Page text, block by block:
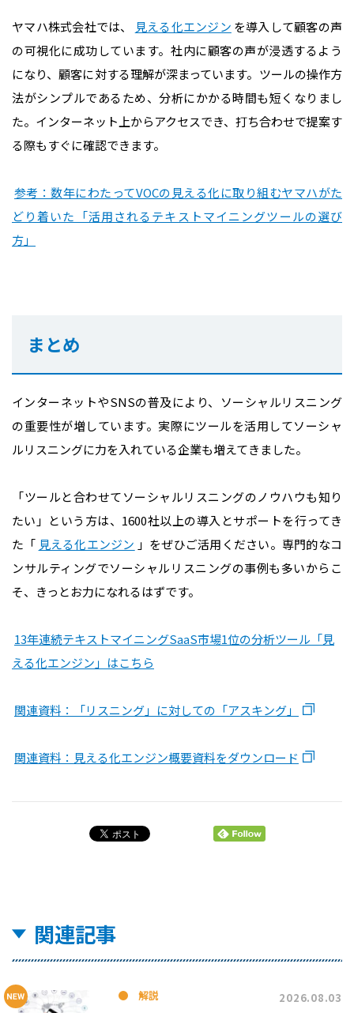
ヤマハ株式会社では、 見える化エンジン を導入して顧客の声
の可視化に成功しています。社内に顧客の声が浸透するよう
になり、顧客に対する理解が深まっています。ツールの操作方
法がシンプルであるため、分析にかかる時間も短くなりまし
た。インターネット上からアクセスでき、打ち合わせで提案す
る際もすぐに確認できます。
参考：数年にわたってVOCの見える化に取り組むヤマハがた
どり着いた「活用されるテキストマイニングツールの選び
方」
まとめ
インターネットやSNSの普及により、ソーシャルリスニング
の重要性が増しています。実際にツールを活用してソーシャ
ルリスニングに力を入れている企業も増えてきました。
「ツールと合わせてソーシャルリスニングのノウハウも知り
たい」という方は、1600社以上の導入とサポートを行ってき
た「 見える化エンジン 」をぜひご活用ください。専門的なコ
ンサルティングでソーシャルリスニングの事例も多いからこ
そ、きっとお力になれるはずです。
13年連続テキストマイニングSaaS市場1位の分析ツール「見
える化エンジン」はこちら
関連資料：「リスニング」に対しての「アスキング」
関連資料：見える化エンジン概要資料をダウンロード
関連記事
解説 2026.08.03